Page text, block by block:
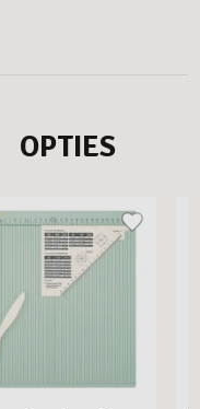
OPTIES